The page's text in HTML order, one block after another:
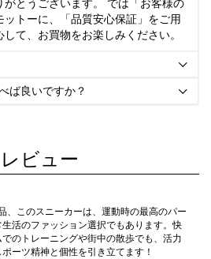
がとうございます。 では「お客様の
トーに、「品質安心保証」をご用
て、お買物をお楽しみください。

ば良いですか？ 
レビュー
、このスニーカーは、運動時の最高のパー
活のファッション選択でもあります。快
のトレーニングや街中の散歩でも、活力
ーツ精神と個性を引き立てます！